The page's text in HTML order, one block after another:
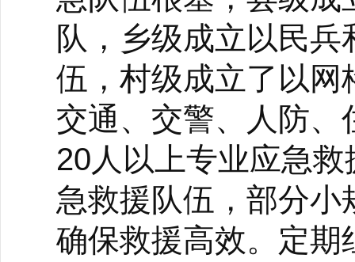
队，乡级成立以民
伍，村级成立了以网
交通、交警、人防
20人以上专业应急
急救援队伍，部分
确保救援高效。定期